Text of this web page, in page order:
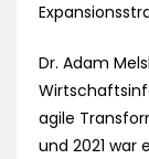
Dr. Adam
agile
und 2021 war